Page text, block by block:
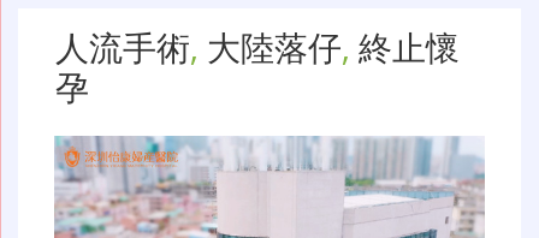
人流手術, 大陸落仔, 終止懷
孕